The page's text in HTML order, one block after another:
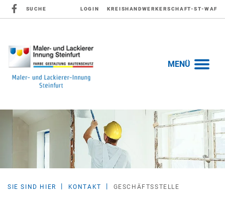
SUCHE LOGIN KREISHANDWERKERSCHAFT-ST-WAF
MENÜ
SIE SIND HIER KONTAKT GESCHÄFTSSTELLE